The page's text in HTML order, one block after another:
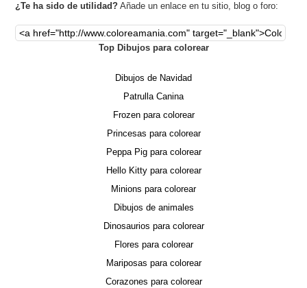
¿Te ha sido de utilidad? Añade un enlace en tu sitio, blog o foro:
Top Dibujos para colorear
Dibujos de Navidad
Patrulla Canina
Frozen para colorear
Princesas para colorear
Peppa Pig para colorear
Hello Kitty para colorear
Minions para colorear
Dibujos de animales
Dinosaurios para colorear
Flores para colorear
Mariposas para colorear
Corazones para colorear